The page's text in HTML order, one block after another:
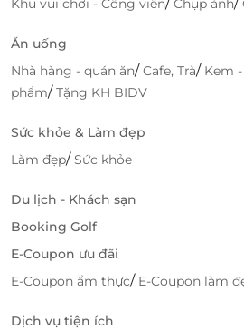
Ăn uống
Nhà hàng - quán ăn/Cafe, Trà/ Kem
phẩm/Tặng KH BIDV
Sức khỏe & Làm đẹp
Làm đẹp/Sức khỏe
Du lịch - Khách sạn
Booking Golf
E-Coupon ưu đãi
E-Coupon ẩm thực/ E-Coupon làm
Dịch vụ tiện ích